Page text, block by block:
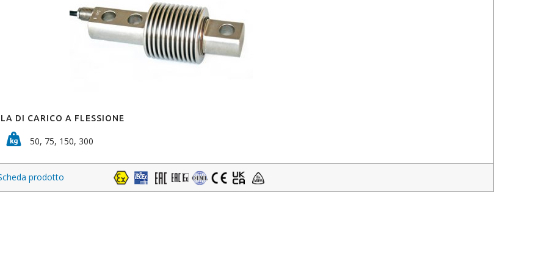
DI CARICO A FLESSIONE
50, 75, 150, 300
prodotto